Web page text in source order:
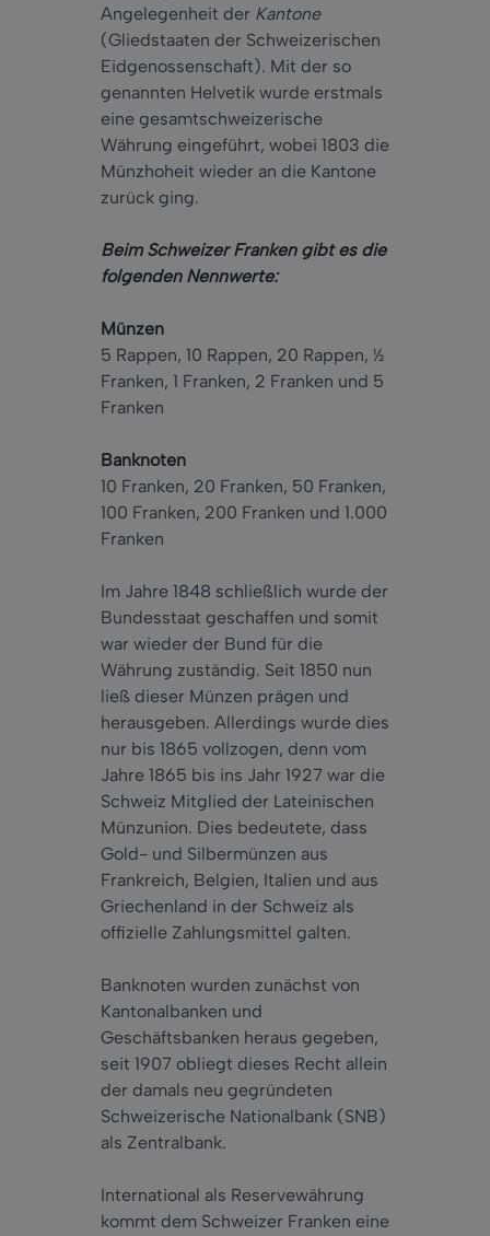
Angelegenheit der Kantone
(Gliedstaaten der Schweizerischen
Eidgenossenschaft). Mit der so
genannten Helvetik wurde erstmals
eine gesamtschweizerische
Währung eingeführt, wobei 1803 die
Münzhoheit wieder an die Kantone
zurück ging.
Beim Schweizer Franken gibt es die
folgenden Nennwerte:
Münzen
5 Rappen, 10 Rappen, 20 Rappen, ½
Franken, 1 Franken, 2 Franken und 5
Franken
Banknoten
10 Franken, 20 Franken, 50 Franken,
100 Franken, 200 Franken und 1.000
Franken
Im Jahre 1848 schließlich wurde der
Bundesstaat geschaffen und somit
war wieder der Bund für die
Währung zuständig. Seit 1850 nun
ließ dieser Münzen prägen und
herausgeben. Allerdings wurde dies
nur bis 1865 vollzogen, denn vom
Jahre 1865 bis ins Jahr 1927 war die
Schweiz Mitglied der Lateinischen
Münzunion. Dies bedeutete, dass
Gold- und Silbermünzen aus
Frankreich, Belgien, Italien und aus
Griechenland in der Schweiz als
offizielle Zahlungsmittel galten.
Banknoten wurden zunächst von
Kantonalbanken und
Geschäftsbanken heraus gegeben,
seit 1907 obliegt dieses Recht allein
der damals neu gegründeten
Schweizerische Nationalbank (SNB)
als Zentralbank.
International als Reservewährung
kommt dem Schweizer Franken eine